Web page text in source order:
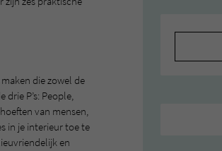
die zowel de
P’s: People,
van mensen,
in je interieur toe te
en